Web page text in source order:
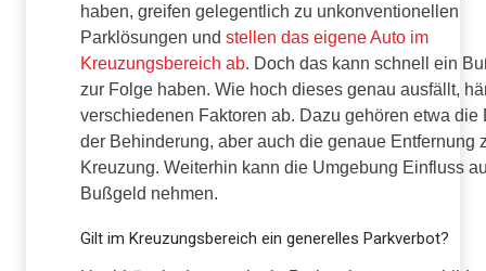
haben, greifen gelegentlich zu unkonventionellen
Parklösungen und stellen das eigene Auto im
Kreuzungsbereich ab. Doch das kann schnell ein
zur Folge haben. Wie hoch dieses genau ausfällt,
verschiedenen Faktoren ab. Dazu gehören etwa die
der Behinderung, aber auch die genaue Entfernung
Kreuzung. Weiterhin kann die Umgebung Einfluss
Bußgeld nehmen.
Gilt im Kreuzungsbereich ein generelles Parkverbot?